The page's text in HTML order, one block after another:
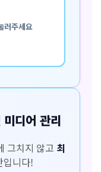
러주세요
디어 관리
그치지 않고 최
입니다!